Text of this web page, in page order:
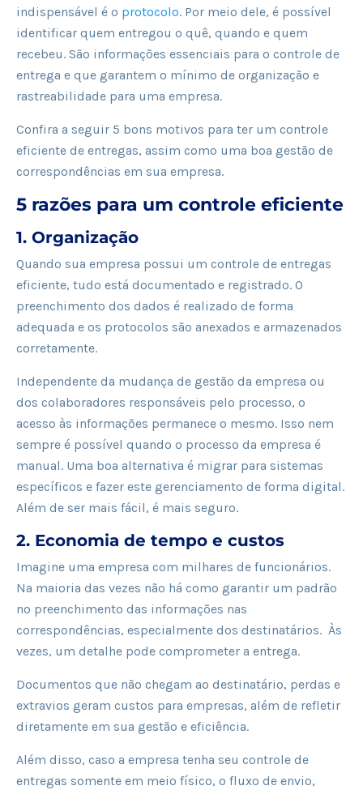
indispensável é o protocolo. Por meio dele, é possível
identificar quem entregou o quê, quando e quem
recebeu. São informações essenciais para o controle de
entrega e que garantem o mínimo de organização e
rastreabilidade para uma empresa.
Confira a seguir 5 bons motivos para ter um controle
eficiente de entregas, assim como uma boa gestão de
correspondências em sua empresa.
5 razões para um controle eficiente
1. Organização
Quando sua empresa possui um controle de entregas
eficiente, tudo está documentado e registrado. O
preenchimento dos dados é realizado de forma
adequada e os protocolos são anexados e armazenados
corretamente.
Independente da mudança de gestão da empresa ou
dos colaboradores responsáveis pelo processo, o
acesso às informações permanece o mesmo. Isso nem
sempre é possível quando o processo da empresa é
manual. Uma boa alternativa é migrar para sistemas
específicos e fazer este gerenciamento de forma digital.
Além de ser mais fácil, é mais seguro.
2. Economia de tempo e custos
Imagine uma empresa com milhares de funcionários.
Na maioria das vezes não há como garantir um padrão
no preenchimento das informações nas
correspondências, especialmente dos destinatários. Às
vezes, um detalhe pode comprometer a entrega.
Documentos que não chegam ao destinatário, perdas e
extravios geram custos para empresas, além de refletir
diretamente em sua gestão e eficiência.
Além disso, caso a empresa tenha seu controle de
entregas somente em meio físico, o fluxo de envio,